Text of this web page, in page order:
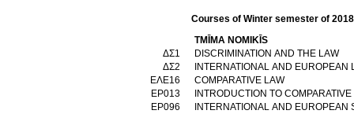
Courses of Winter semester of
TMĪMA NOMIKĪS
ΔΣ1
DISCRIMINATION AND THE LAW
ΔΣ2
INTERNATIONAL AND EUROPEAN
ΕΛΕ16
COMPARATIVE LAW
ΕΡ013
INTRODUCTION TO
ΕΡ096
INTERNATIONAL AND EUROPEAN